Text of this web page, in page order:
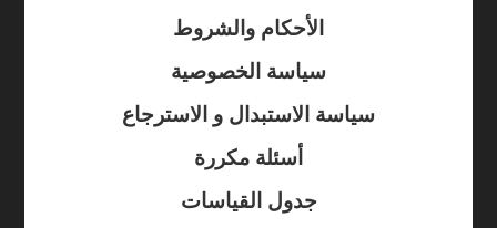
الأحكام والشروط
سياسة الخصوصية
سياسة الاستبدال و الاسترجاع
أسئلة مكررة
جدول القياسات